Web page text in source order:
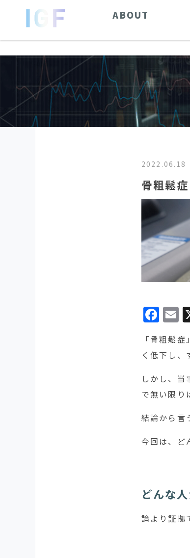
ABOUT
2022.06.18
骨粗鬆
「骨粗鬆
く低下し、
しかし、
で無い限り
結論から言
今回は、ど
どんな
論より証拠